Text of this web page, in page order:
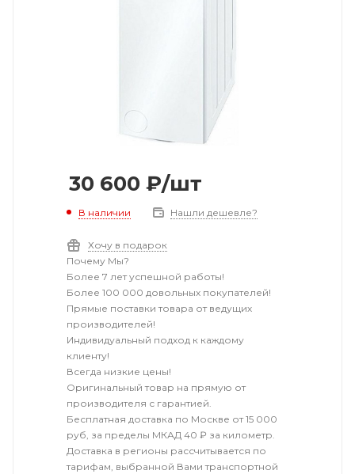
30 600 ₽/шт
В наличии Нашли дешевле?
Хочу в подарок
Почему Мы?
Более 7 лет успешной работы!
Более 100 000 довольных покупателей!
Прямые поставки товара от ведущих
производителей!
Индивидуальный подход к каждому
клиенту!
Всегда низкие цены!
Оригинальный товар на прямую от
производителя с гарантией.
Бесплатная доставка по Москве от 15 000
руб, за пределы МКАД 40 ₽ за километр.
Доставка в регионы рассчитывается по
тарифам, выбранной Вами транспортной